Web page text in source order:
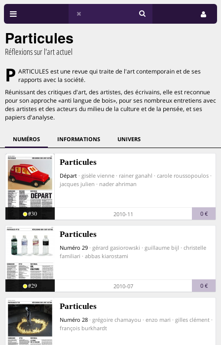
Particules
Réflexions sur l'art actuel
P ARTICULES est une revue qui traite de l'art contemporain et de ses
rapports avec la société.
Réunissant des critiques d'art, des artistes, des écrivains, elle est reconnue
pour son approche «anti langue de bois», pour ses nombreux entretiens avec
des artistes et des acteurs du milieu de la culture et de la pensée, et ses
papiers d'analyse.
NUMÉROS INFORMATIONS UNIVERS
Particules
Départ · gisèle vienne · rainer ganahl · carole roussopoulos ·
jacques julien · nader ahriman
#30 2010-11 0 €
Particules
Numéro 29 · gérard gasiorowski · guillaume bijl · christelle
familiari · abbas kiarostami
#29 2010-07 0 €
Particules
Numéro 28 · grégoire chamayou · enzo mari · gilles clément ·
françois burkhardt